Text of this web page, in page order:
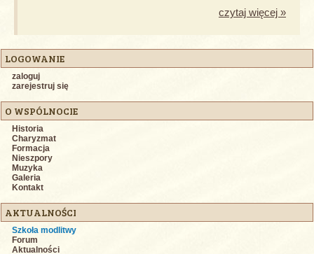
czytaj więcej »
LOGOWANIE
zaloguj
zarejestruj się
O WSPÓLNOCIE
Historia
Charyzmat
Formacja
Nieszpory
Muzyka
Galeria
Kontakt
AKTUALNOŚCI
Szkoła modlitwy
Forum
Aktualności